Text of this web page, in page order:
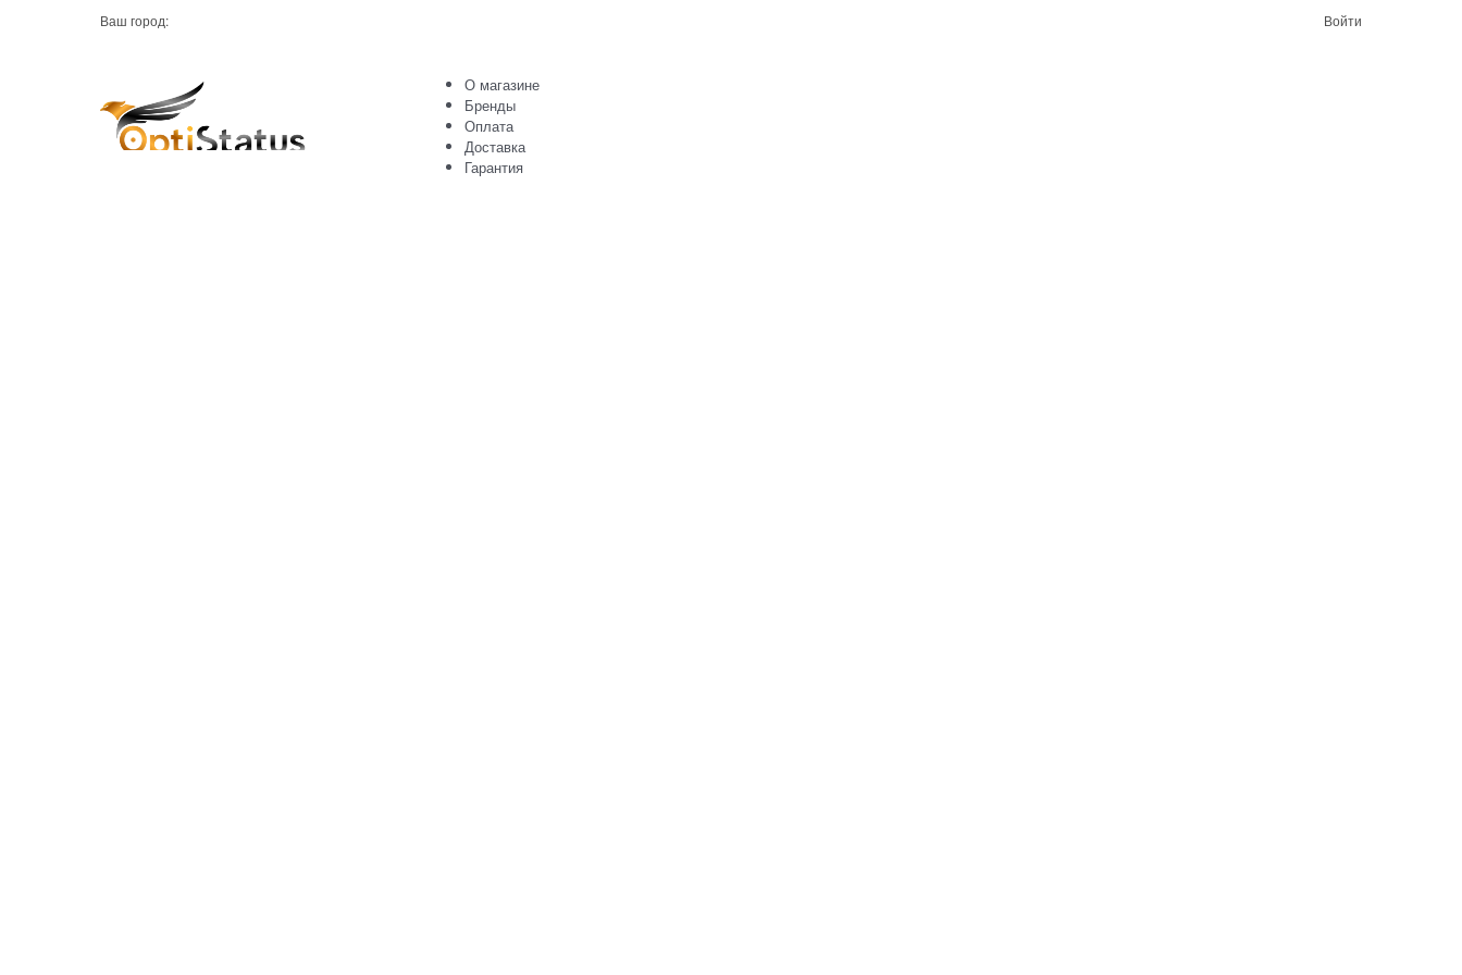
Ваш город: Войти
О магазине
Бренды
Оплата
Доставка
Гарантия